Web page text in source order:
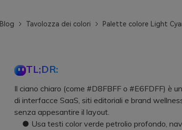
Blog Tavolozza dei colori Palette colore Light
TL;DR:
Il ciano chiaro (come #D8FBFF o #E6FDFF) è
di interfacce SaaS, siti editoriali e brand
senza appesantire il layout.
● Usa testi color verde petrolio profondo,